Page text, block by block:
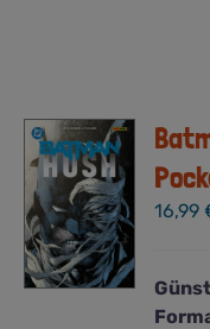
16,99